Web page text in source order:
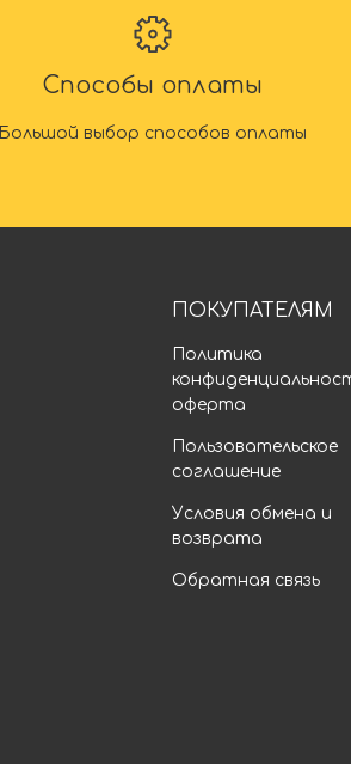
Способы оплаты
Большой выбор способов оплаты
ПОКУПАТЕЛЯМ
Политика
оферта
Пользовательское
соглашение
Условия обмена и
возврата
Обратная связь